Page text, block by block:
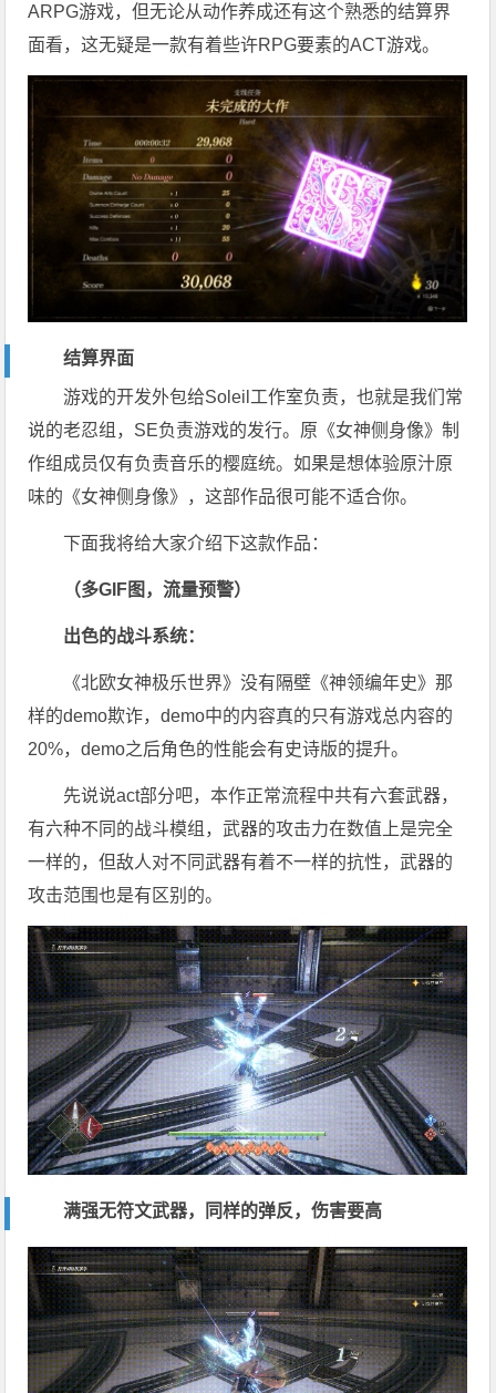
ARPG游戏，但无论从动作养成还有这个熟悉的结算界
面看，这无疑是一款有着些许RPG要素的ACT游戏。
结算界面
游戏的开发外包给Soleil工作室负责，也就是我们常
说的老忍组，SE负责游戏的发行。原《女神侧身像》制
作组成员仅有负责音乐的樱庭统。如果是想体验原汁原
味的《女神侧身像》，这部作品很可能不适合你。
下面我将给大家介绍下这款作品：
（多GIF图，流量预警）
出色的战斗系统：
《北欧女神极乐世界》没有隔壁《神领编年史》那
样的demo欺诈，demo中的内容真的只有游戏总内容的
20%，demo之后角色的性能会有史诗版的提升。
先说说act部分吧，本作正常流程中共有六套武器，
有六种不同的战斗模组，武器的攻击力在数值上是完全
一样的，但敌人对不同武器有着不一样的抗性，武器的
攻击范围也是有区别的。
满强无符文武器，同样的弹反，伤害要高